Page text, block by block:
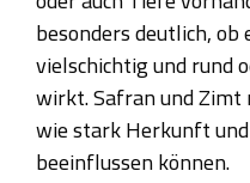
besonders deutlich, ob
vielschichtig und rund
wirkt. Safran und Zimt
wie stark Herkunft
beeinflussen können.